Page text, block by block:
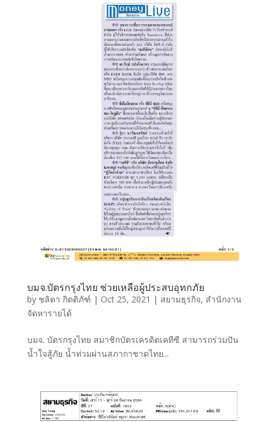
บมจ.บัตรกรุงไทย ช่วยเหลือผู้ประสบอุทกภัย
by ชลิตา กิตติภัฑ์ | Oct 25, 2021 | สยามธุรกิจ, สำนักงาน
จัดหารายได้
บมจ. บัตรกรุงไทย สมาชิกบัตรเครดิตเคทีซี สามารถร่วมปัน
น้ำใจสู้ภัย น้ำท่วมผ่านสภากาชาดไทย...